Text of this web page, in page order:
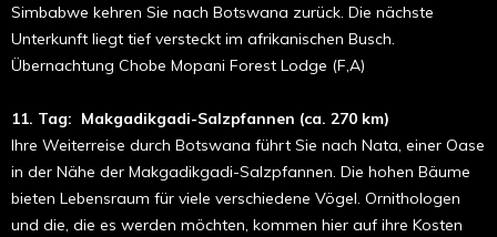
Simbabwe kehren Sie nach Botswana zurück. Die nächste
Unterkunft liegt tief versteckt im afrikanischen Busch.
Übernachtung Chobe Mopani Forest Lodge (F,A)
11. Tag: Makgadikgadi-Salzpfannen (ca. 270 km)
Ihre Weiterreise durch Botswana führt Sie nach Nata, einer Oase
in der Nähe der Makgadikgadi-Salzpfannen. Die hohen Bäume
bieten Lebensraum für viele verschiedene Vögel. Ornithologen
und die, die es werden möchten, kommen hier auf ihre Kosten